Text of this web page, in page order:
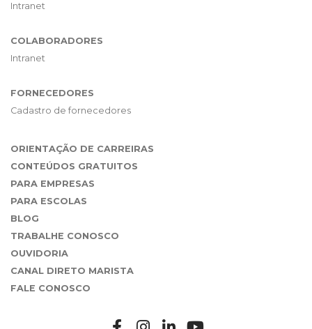
Intranet
COLABORADORES
Intranet
FORNECEDORES
Cadastro de fornecedores
ORIENTAÇÃO DE CARREIRAS
CONTEÚDOS GRATUITOS
PARA EMPRESAS
PARA ESCOLAS
BLOG
TRABALHE CONOSCO
OUVIDORIA
CANAL DIRETO MARISTA
FALE CONOSCO